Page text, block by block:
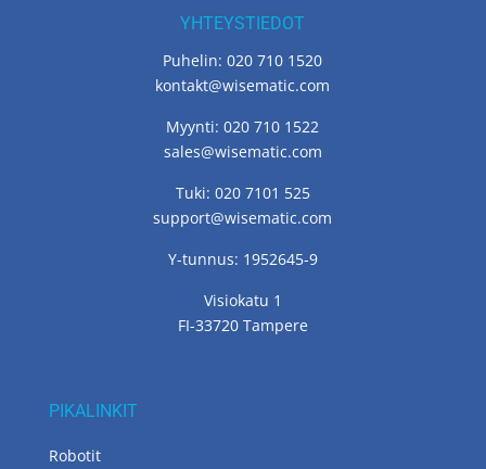
YHTEYSTIEDOT
Puhelin: 020 710 1520
kontakt@wisematic.com
Myynti: 020 710 1522
sales@wisematic.com
Tuki: 020 7101 525
support@wisematic.com
Y-tunnus: 1952645-9
Visiokatu 1
FI-33720 Tampere
PIKALINKIT
Robotit